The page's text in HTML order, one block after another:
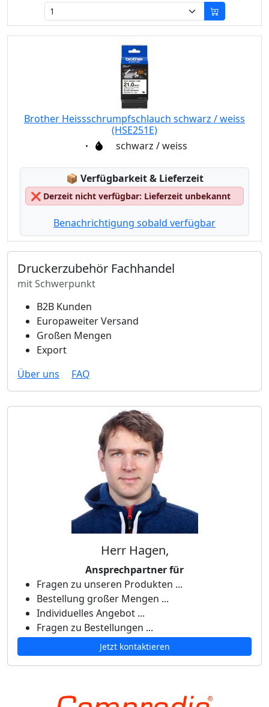
Brother Heissschrumpfschlauch schwarz / weiss
(HSE251E)
Eigenschaft:schwarz / weiss
📦 Lagerstatus:
Verfügbarkeit & Lieferzeit
❌ Derzeit nicht verfügbar: Lieferzeit unbekannt
Benachrichtigung sobald verfügbar
Druckerzubehör Fachhandel
mit Schwerpunkt
B2B Kunden
Europaweiter Versand
Großen Mengen
Export
Über uns
FAQ
Herr Hagen,
Ansprechpartner für
Fragen zu unseren Produkten ...
Bestellung großer Mengen ...
Individuelles Angebot ...
Fragen zu Bestellungen ...
Jetzt kontaktieren